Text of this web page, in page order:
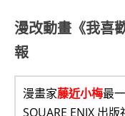
漫改動畫《我喜
報
漫畫家藤近小梅最
SQUARE ENIX 出